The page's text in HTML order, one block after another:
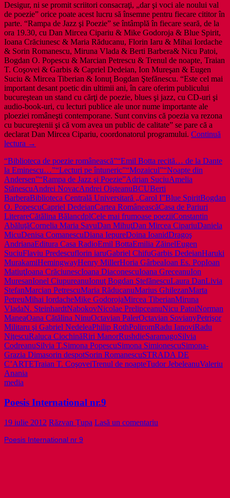
Desigur, ni se promit scriitori consacraţi, „dar şi voci ale noului val
de poezie” orice poate acest lucru să însemne pentru fiecare cititor în
parte. “Rampa de Jazz şi Poezie” se întâmplă în fiecare seară, de la
ora 19.30, cu Dan Mircea Cipariu & Mike Godoroja & Blue Spirit,
Ioana Crăciunesc & Maria Răducanu, Florin Iaru & Mihai Iordache
& Sorin Romanescu, Miruna Vlada & Berti Barbera& Nicu Patoi,
Bogdan O. Popescu & Marcian Petrescu & Trenul de noapte, Traian
T. Coşovei & Garbis & Capriel Dedeian, Ion Mureşan & Eugen
Suciu & Mircea Tiberian & Ionuţ Bogdan Ştefănescu. “Este cel mai
important desant poetic din ultimii ani, în care oferim publicului
bucureştean un stand cu cărţi de poezie, blues şi jazz, cu CD-uri şi
audio-book-uri, cu lecturi publice ale unor nume importante ale
ploeziei româneşti contemporane. Sunt convins că poezia va rezona
cu bucureştenii şi că vom avea un public de calitate” se pare că a
declarat Dan Mircea Cipariu, coordonatorul programului. Continuă
lectura Poezia
la
Strada
de
C'Arte
(un
acatist)
→
“Biblioteca de poezie românească”“Emil Botta recită… de la Dante
la Eminescu…”“Lecturi pe întuneric”“Mozaicul”“Noapte din
Andersen”“Rampa de Jazz şi Poezie”Adrian SuciuAmelia
StănescuAndrei NovacAndrei OişteanuBCUBerti
BarberaBiblioteca Centrală Universitară „Carol I”Blue SpiritBogdan
O. PopescuCapriel DedeianCartea RomâneascăCasa de Pariuri
LiterareCătălina BălancdplCele mai frumoase poeziiConstantin
AbăluţăCornelia Maria SavuDan MihuţDan Mircea CipariuDaniela
MicuDenisa ComanescuDiana IepureDoina IoanidDragoş
AndrianaEditura Casa RadioEmil BottaEmilia ZăinelEugen
SuciuFlaviu Predescuflorin iaruGabriel ChifuGarbis DedeianHaruki
MurakamiHemingwayHenry MillerHoria GârbeaIoan Es. PopIoan
MatiuţIoana CrăciunescIoana DiaconescuIoana GreceanuIon
MuresanIonel CiupureanuIonuţ Bogdan ŞtefănescuLaura DanLivia
StefanMarcian PetrescuMaria RăducanuMarius GhilezanMarta
PetreuMihai IordacheMike GodorojaMircea TiberianMiruna
VladaN. SteinhardtNabokovNicolae PrelipceanuNicu PatoiNorman
ManeaOana Cătălina NinuOctavian PalerOctavian SovianyPetrişor
Militaru şi Gabriel NedeleaPhilip RothPoliromRadu IanoviRadu
NiţescuRaluca CiochinăRiri ManorRushdieSaramagoSilvia
CodreanuSilvia T.Simona PopescuSimona SimionescuSimona-
Grazia Dimasorin despotSorin RomanescuSTRADA DE
C’ARTETraian T. CoşoveiTrenul de noapteTudor JebeleanuValeriu
Anania
media
Poesis International nr.9
19 iulie 2012 Răzvan Țupa Lasă un comentariu
Poesis International nr 9